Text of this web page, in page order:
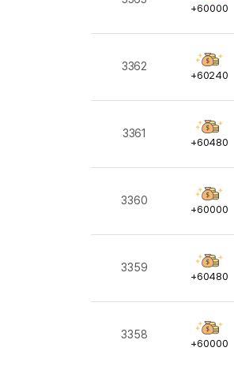
득
+60000
3362
획
득
+60240
3361
획
득
+60480
3360
획
득
+60000
3359
획
득
+60480
3358
획
득
+60000